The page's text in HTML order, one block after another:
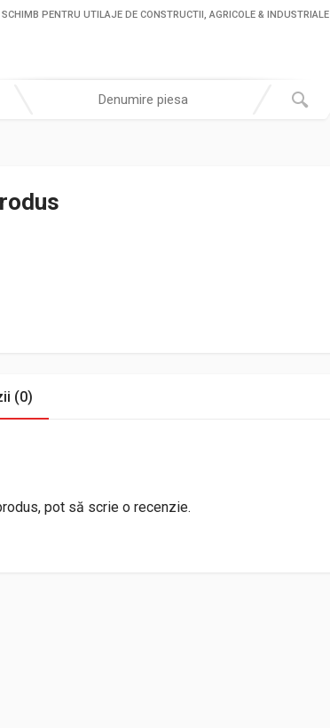
SCHIMB PENTRU UTILAJE DE CONSTRUCTII, AGRICOLE & INDUSTRIALE
(0)
pot să scrie o recenzie.